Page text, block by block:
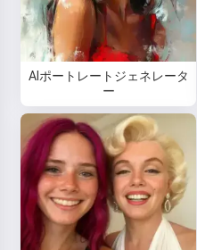
AIポートレートジェネレータ
ー